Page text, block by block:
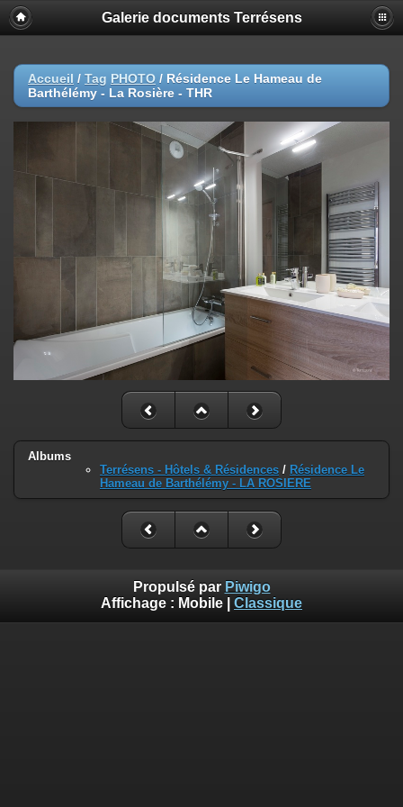
Galerie documents Terrésens
Accueil / Tag PHOTO / Résidence Le Hameau de
Barthélémy - La Rosière - THR
Albums
Terrésens - Hôtels & Résidences / Résidence Le
Hameau de Barthélémy - LA ROSIERE
Propulsé par Piwigo
Affichage : Mobile Classique